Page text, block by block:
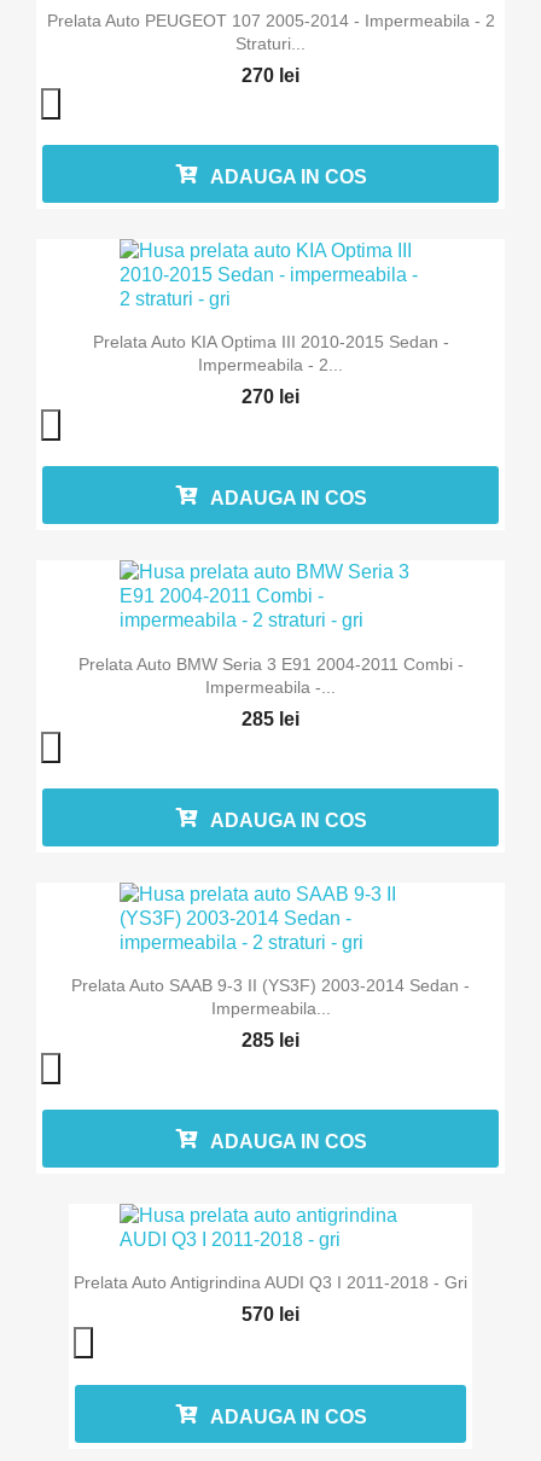
Prelata Auto PEUGEOT 107 2005-2014 - Impermeabila - 2
Straturi...
270 lei
ADAUGA IN COS
Prelata Auto KIA Optima III 2010-2015 Sedan -
Impermeabila - 2...
270 lei
ADAUGA IN COS
Prelata Auto BMW Seria 3 E91 2004-2011 Combi -
Impermeabila -...
285 lei
ADAUGA IN COS
Prelata Auto SAAB 9-3 II (YS3F) 2003-2014 Sedan -
Impermeabila...
285 lei
ADAUGA IN COS
Prelata Auto Antigrindina AUDI Q3 I 2011-2018 - Gri
570 lei
ADAUGA IN COS